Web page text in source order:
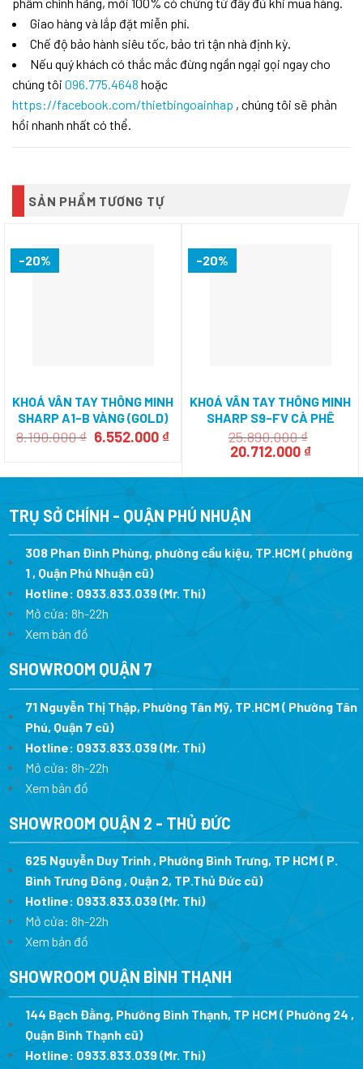
phẩm chính hãng, mới 100% có chứng từ đầy đủ khi mua hàng.
Giao hàng và lắp đặt miễn phí.
Chế độ bảo hành siêu tốc, bảo trì tận nhà định kỳ.
Nếu quý khách có thắc mắc đừng ngần ngại gọi ngay cho
chúng tôi 096.775.4648 hoặc
https://facebook.com/thietbingoainhap , chúng tôi sẽ phản
hồi nhanh nhất có thể.
SẢN PHẨM TƯƠNG TỰ
-20%
KHOÁ VÂN TAY THÔNG MINH
SHARP A1-B VÀNG (GOLD)
8.190.000₫ Giá
8.190.000 ₫.
6.552.000 ₫Giá
là:
-20%
KHOÁ VÂN TAY THÔNG MINH
SHARP S9-FV CÀ PHÊ
(BROWN)
25.890.000₫
Giá
là:
20.712.000 ₫Giá
tại
TRỤ SỞ CHÍNH - QUẬN PHÚ NHUẬN
308 Phan Đình Phùng, phường cầu kiệu, TP.HCM ( phường
1 , Quận Phú Nhuận cũ)
Hotline: 0933.833.039(Mr. Thi)
Mở cửa: 8h-22h
Xem bản đồ
SHOWROOM QUẬN 7
71 Nguyễn Thị Thập, Phường Tân Mỹ, TP.HCM ( Phường Tân
Phú, Quận 7 cũ)
Hotline: 0933.833.039(Mr. Thi)
Mở cửa: 8h-22h
Xem bản đồ
SHOWROOM QUẬN 2 - THỦ ĐỨC
625 Nguyễn Duy Trinh , Phường Bình Trưng, TP HCM ( P.
Bình Trưng Đông , Quận 2, TP.Thủ Đức cũ)
Hotline: 0933.833.039(Mr. Thi)
Mở cửa: 8h-22h
Xem bản đồ
SHOWROOM QUẬN BÌNH THẠNH
144 Bạch Đằng, Phường Bình Thạnh, TP HCM ( Phường 24 ,
Quận Bình Thạnh cũ)
Hotline: 0933.833.039(Mr. Thi)